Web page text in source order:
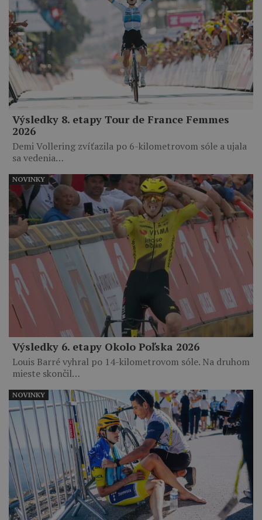
Výsledky 8. etapy Tour de France Femmes
2026
Demi Vollering zvíťazila po 6-kilometrovom sóle a ujala
sa vedenia…
Výsledky 6. etapy Okolo Poľska 2026
Louis Barré vyhral po 14-kilometrovom sóle. Na druhom
mieste skončil…
NOVINKY
NOVINKY